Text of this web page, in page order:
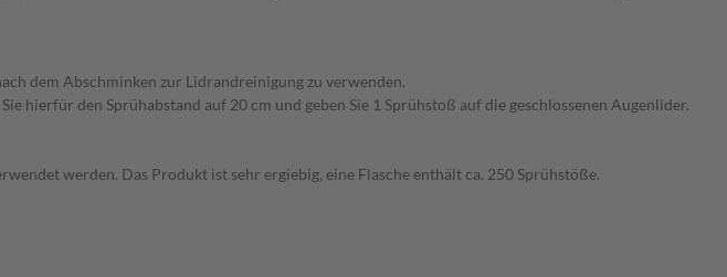
dem Abschminken zur Lidrandreinigung zu verwenden.
hierfür den Sprühabstand auf 20 cm und geben Sie 1 Sprühstoß auf die geschlossenen Augenlider.
werden. Das Produkt ist sehr ergiebig, eine Flasche enthält ca. 250 Sprühstöße.